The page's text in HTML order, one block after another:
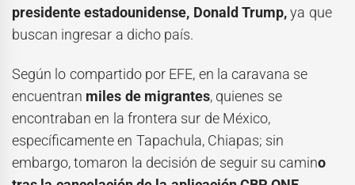
presidente estadounidense, Donald Trump,ya que
buscan ingresar a dicho país.
Según lo compartido por EFE, en la caravana se
encuentran miles de migrantes, quienes se
encontraban en la frontera sur de México,
específicamente en Tapachula, Chiapas; sin
embargo, tomaron la decisión de seguir su camino